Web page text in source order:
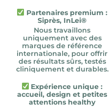
Partenaires premium :
Siprès, InLei®
Nous travaillons
uniquement avec des
marques de référence
internationale, pour offrir
des résultats sûrs, testés
cliniquement et durables.
Expérience unique :
accueil, design et petites
attentions healthy